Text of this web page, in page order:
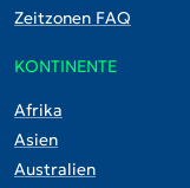
Zeitzonen FAQ
KONTINENTE
Afrika
Asien
Australien